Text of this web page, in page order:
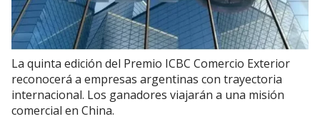
La quinta edición del Premio ICBC Comercio Exterior
reconocerá a empresas argentinas con trayectoria
internacional. Los ganadores viajarán a una misión
comercial en China.